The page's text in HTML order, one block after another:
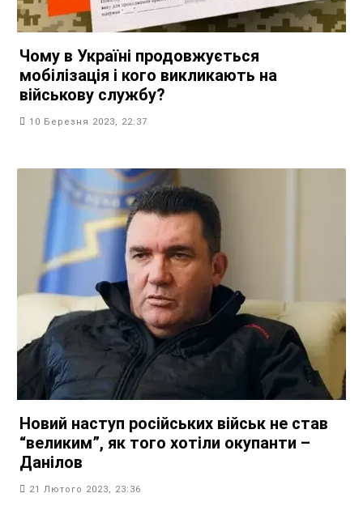
Чому в Україні продовжується
мобілізація і кого викликають на
військову службу?
10 Березня 2023, 22:37
Новий наступ російських військ не став
“великим”, як того хотіли окупанти –
Данілов
21 Лютого 2023, 23:36